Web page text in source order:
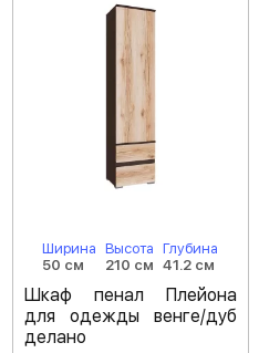
Ширина
50 см
Высота
210 см
Глубина
41.2 см
Шкаф пенал Плейона
для одежды венге/дуб
делано